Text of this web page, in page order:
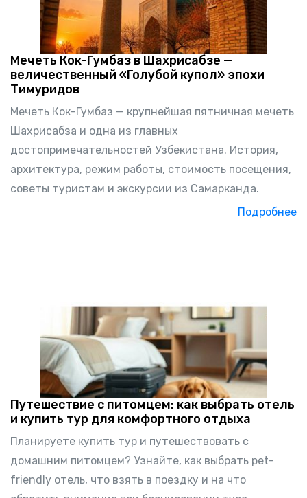
Мечеть Кок-Гумбаз в Шахрисабзе —
величественный «Голубой купол» эпохи
Тимуридов
Мечеть Кок-Гумбаз — крупнейшая пятничная мечеть
Шахрисабза и одна из главных
достопримечательностей Узбекистана. История,
архитектура, режим работы, стоимость посещения,
советы туристам и экскурсии из Самарканда.
Подробнее
Путешествие с питомцем: как выбрать отель
и купить тур для комфортного отдыха
Планируете купить тур и путешествовать с
домашним питомцем? Узнайте, как выбрать pet-
friendly отель, что взять в поездку и на что